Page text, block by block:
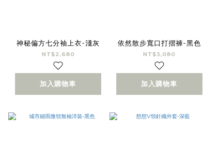
神秘偏方七分袖上衣-淺灰
NT$2,680
加入購物車
依然散步寬口打摺褲-黑色
NT$3,080
加入購物車